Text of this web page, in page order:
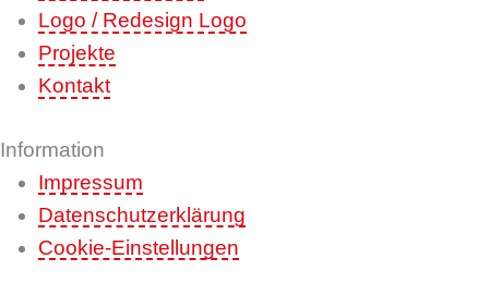
Logo / Redesign Logo
Projekte
Kontakt
Information
Impressum
Datenschutzerklärung
Cookie-Einstellungen